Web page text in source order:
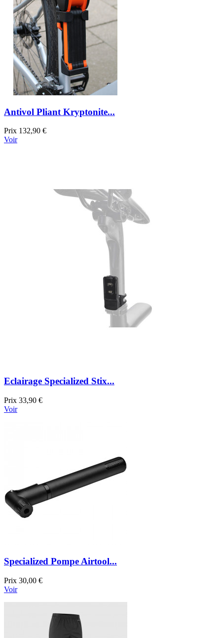
Antivol Pliant Kryptonite...
Prix 132,90 €
Voir
Eclairage Specialized Stix...
Prix 33,90 €
Voir
Specialized Pompe Airtool...
Prix 30,00 €
Voir